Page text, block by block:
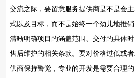
交流之际，要留意服务提供商是不是会
式以及目标，而不是始终一个劲儿地推
清晰明确项目的涵盖范围、交付的具体
售后维护的相关条款。要对价格过低或者
供商保持警觉，专业的开发是需要合理的